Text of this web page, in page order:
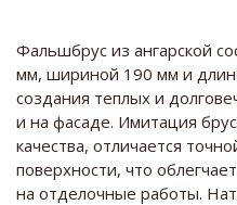
Фальшбрус из ангарской
мм, шириной 190 мм и
создания теплых и
и на фасаде. Имитация
качества, отличается
поверхности, что
на отделочные работы.